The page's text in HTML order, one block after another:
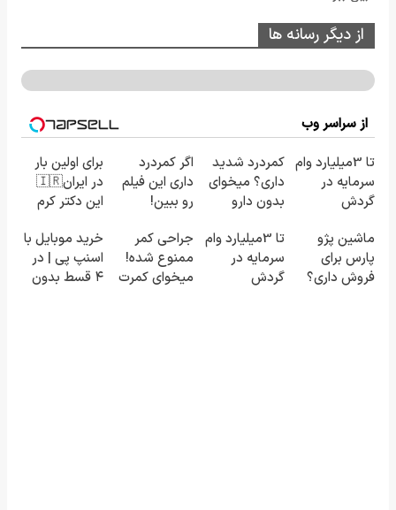
از دیگر رسانه ها
از سراسر وب
تا 3میلیارد وام
سرمایه در
گردش
فروشگاهت رو
ثبت کن
کمردرد شدید
داری؟ میخوای
بدون دارو
((پرسش‌نامه
رو پر کن))
اگر کمردرد
داری این فیلم
رو ببین!
رو پر کن◖
برای اولین بار
در ایران🇮🇷
این دکتر کرم
23 روزه
ساخت!
ماشین پژو
پارس برای
فروش داری؟
تا 3میلیارد وام
سرمایه در
گردش
جراحی کمر
ممنوع شده!
میخوای کمرت
خرید موبایل با
اسنپ پی | در
۴ قسط بدون